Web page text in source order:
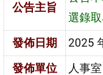
公告主旨
選錄
發佈日期
2025
發佈單位
人事室